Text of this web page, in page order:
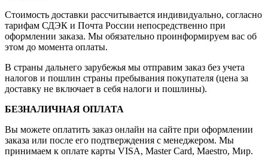
Стоимость доставки рассчитывается индивидуально, согласно
тарифам СДЭК и Почта России непосредственно при
оформлении заказа. Мы обязательно проинформируем вас об
этом до момента оплаты.
В страны дальнего зарубежья мы отправим заказ без учета
налогов и пошлин страны пребывания покупателя (цена за
доставку не включает в себя налоги и пошлины).
БЕЗНАЛИЧНАЯ ОПЛАТА
Вы можете оплатить заказ онлайн на сайте при оформлении
заказа или после его подтверждения с менеджером. Мы
принимаем к оплате карты VISA, Master Card, Maestro, Мир.